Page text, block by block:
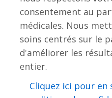
consentement au
médicales. Nous
soins centrés sur le
d'améliorer les
entier.
.Cliquez ici pour